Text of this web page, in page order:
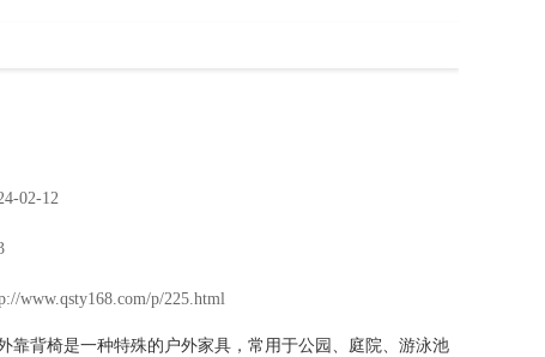
02-12
www.qsty168.com/p/225.html
靠背椅是一种特殊的户外家具，常用于公园、庭院、游泳池